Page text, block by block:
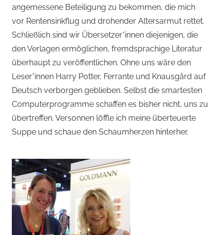
angemessene Beteiligung zu bekommen, die mich
vor Rentensinkflug und drohender Altersarmut rettet.
Schließlich sind wir Übersetzer*innen diejenigen, die
den Verlagen ermöglichen, fremdsprachige Literatur
überhaupt zu veröffentlichen. Ohne uns wäre den
Leser*innen Harry Potter, Ferrante und Knausgård auf
Deutsch verborgen geblieben. Selbst die smartesten
Computerprogramme schaffen es bisher nicht, uns zu
übertreffen. Versonnen löffle ich meine überteuerte
Suppe und schaue den Schaumherzen hinterher.